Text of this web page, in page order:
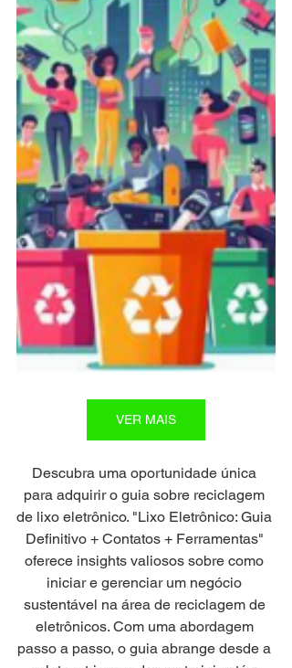
VER MAIS
Descubra uma oportunidade única
para adquirir o guia sobre reciclagem
de lixo eletrônico. "Lixo Eletrônico: Guia
Definitivo + Contatos + Ferramentas"
oferece insights valiosos sobre como
iniciar e gerenciar um negócio
sustentável na área de reciclagem de
eletrônicos. Com uma abordagem
passo a passo, o guia abrange desde a